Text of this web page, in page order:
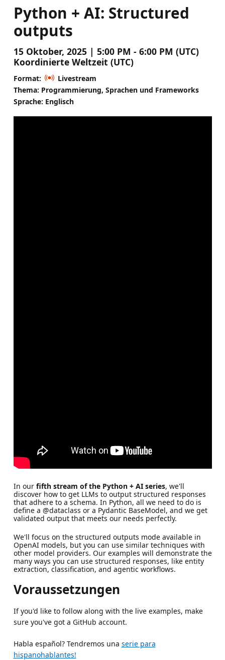
Python + AI: Structured
outputs
15 Oktober, 2025 | 5:00 PM - 6:00 PM (UTC)
Koordinierte Weltzeit (UTC)
Format:
Livestream
Thema: Programmierung, Sprachen und Frameworks
Sprache: Englisch
In our fifth stream of the Python + AI series, we'll
discover how to get LLMs to output structured responses
that adhere to a schema. In Python, all we need to do is
define a @dataclass or a Pydantic BaseModel, and we get
validated output that meets our needs perfectly.
We'll focus on the structured outputs mode available in
OpenAI models, but you can use similar techniques with
other model providers. Our examples will demonstrate the
many ways you can use structured responses, like entity
extraction, classification, and agentic workflows.
Voraussetzungen
If you'd like to follow along with the live examples, make
sure you've got a GitHub account.
Habla español? Tendremos una serie para
hispanohablantes!